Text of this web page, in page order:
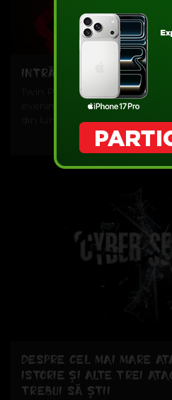
INTRĂ ÎN LUMEA TWIN
Twin Peaks. Un oraș fictiv, o
eveniment. E greu să
din lumea...
DESPRE CEL MAI MARE
ISTORIE ȘI ALTE TREI
TREBUI SĂ ȘTII